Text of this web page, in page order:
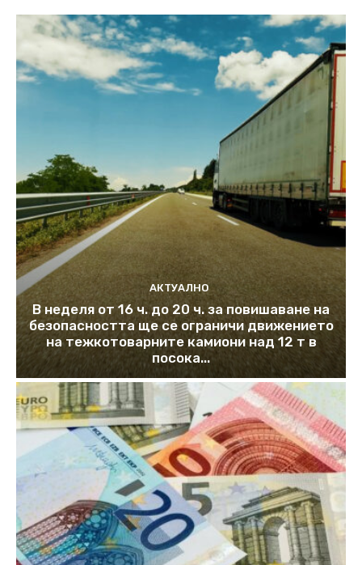
АКТУАЛНО
В неделя от 16 ч. до 20 ч. за повишаване на
безопасността ще се ограничи движението
на тежкотоварните камиони над 12 т в
посока...